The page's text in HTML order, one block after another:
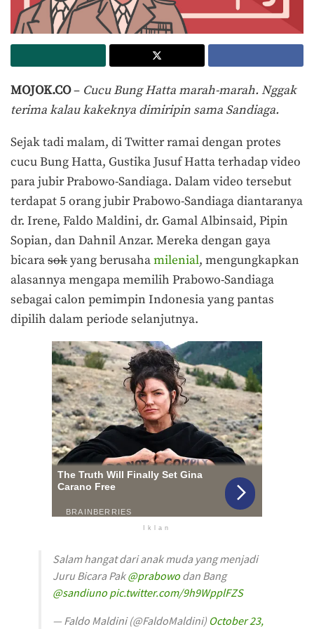
MOJOK.CO– Cucu Bung Hatta marah-marah. Nggak
terima kalau kakeknya dimiripin sama Sandiaga.
Sejak tadi malam, di Twitter ramai dengan protes
cucu Bung Hatta, Gustika Jusuf Hatta terhadap video
para jubir Prabowo-Sandiaga. Dalam video tersebut
terdapat 5 orang jubir Prabowo-Sandiaga diantaranya
dr. Irene, Faldo Maldini, dr. Gamal Albinsaid, Pipin
Sopian, dan Dahnil Anzar. Mereka dengan gaya
bicarasokyang berusahamilenial, mengungkapkan
alasannya mengapa memilih Prabowo-Sandiaga
sebagai calon pemimpin Indonesia yang pantas
dipilih dalam periode selanjutnya.
Iklan
Salam hangat dari anak muda yang menjadi
Juru Bicara Pak@prabowo dan Bang
@sandiuno pic.twitter.com/9h9WpplFZS
— Faldo Maldini (@FaldoMaldini) October 23,